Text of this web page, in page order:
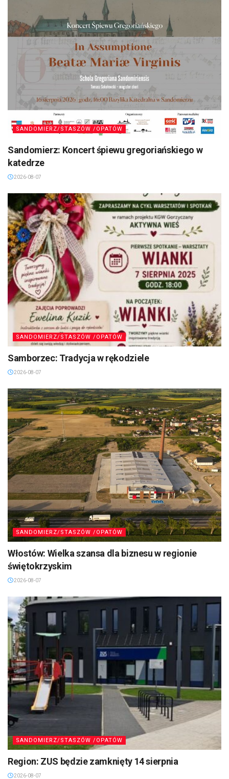
SANDOMIERZ/STASZÓW /OPATÓW
Sandomierz: Koncert śpiewu gregoriańskiego w
katedrze
2026-08-07
SANDOMIERZ/STASZÓW /OPATÓW
Samborzec: Tradycja w rękodziele
2026-08-07
SANDOMIERZ/STASZÓW /OPATÓW
Włostów: Wielka szansa dla biznesu w regionie
świętokrzyskim
2026-08-07
SANDOMIERZ/STASZÓW /OPATÓW
Region: ZUS będzie zamknięty 14 sierpnia
2026-08-07